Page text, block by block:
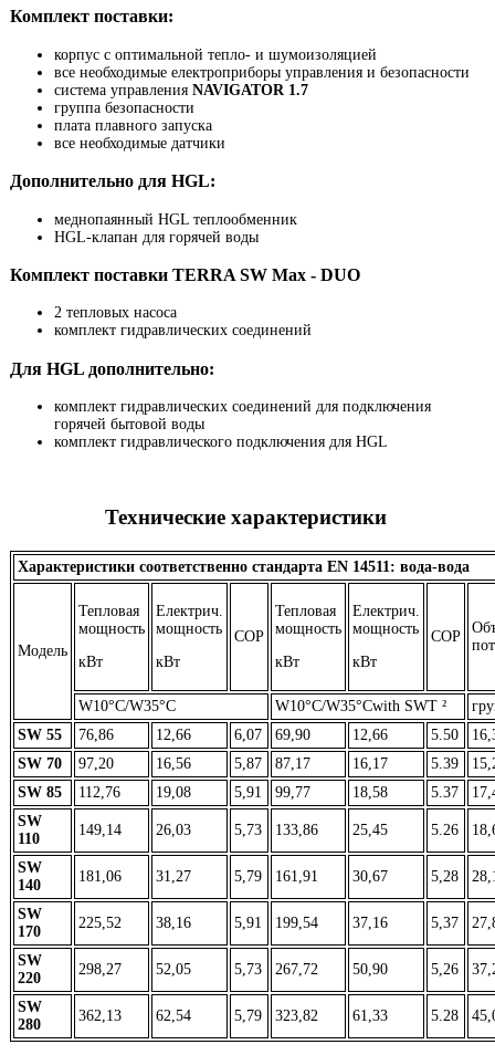
Комплект поставки:
корпус с оптимальной тепло- и шумоизоляцией
все необходимые електроприборы управления и безопасности
система управления NAVIGATOR 1.7
группа безопасности
плата плавного запуска
все необходимые датчики
Дополнительно для HGL:
меднопаянный HGL теплообменник
HGL-клапан для горячей воды
Комплект поставки TERRA SW Max - DUO
2 тепловых насоса
комплект гидравлических соединений
Для HGL дополнительно:
комплект гидравлических соединений для подключения
горячей бытовой воды
комплект гидравлического подключения для HGL
Технические характеристики
Характеристики соответственно стандарта EN 14511: вода-вода
Модель
Тепловая
мощность
кВт
Електрич.
мощность
кВт
COP
Тепловая
мощность
кВт
Електрич.
мощность
кВт
COP
W10°C/W35°C W10°C/W35°Cwith SWT ²
SW 55
76,86 12,66 6,07 69,90 12,66 5.50
SW 70
97,20 16,56 5,87 87,17 16,17 5.39
SW 85
112,76 19,08 5,91 99,77 18,58 5.37
SW
110
149,14 26,03 5,73 133,86 25,45 5.26
SW
140
181,06 31,27 5,79 161,91 30,67 5,28
SW
170
225,52 38,16 5,91 199,54 37,16 5,37
SW
220
298,27 52,05 5,73 267,72 50,90 5,26
SW
280
362,13 62,54 5,79 323,82 61,33 5.28